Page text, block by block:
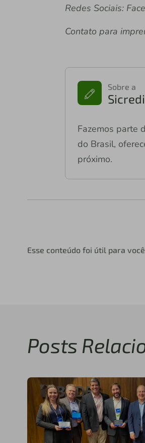
Redes Sociais:
Contato para
Sobre a
Fazemos parte
do Brasil,
próximo.
Esse conteúdo foi útil para
Posts